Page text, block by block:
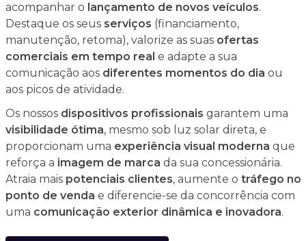
acompanhar o lançamento de novos veículos.
Destaque os seus serviços (financiamento,
manutenção, retoma), valorize as suas ofertas
comerciais em tempo real e adapte a sua
comunicação aos diferentes momentos do dia ou
aos picos de atividade.
Os nossos dispositivos profissionais garantem uma
visibilidade ótima, mesmo sob luz solar direta, e
proporcionam uma experiência visual moderna que
reforça a imagem de marca da sua concessionária.
Atraia mais potenciais clientes, aumente o tráfego no
ponto de venda e diferencie-se da concorrência com
uma comunicação exterior dinâmica e inovadora.